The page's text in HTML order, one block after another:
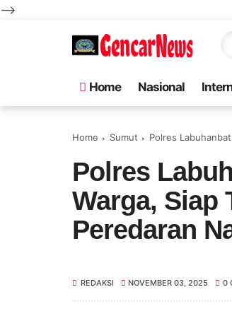
-->
Home Nasional
Home Sumut Polres
Polres
Warga, Siap
Peredaran
REDAKSI NOVEMBER 03, 2025 0